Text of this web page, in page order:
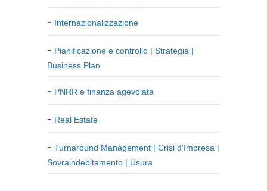
Internazionalizzazione
Pianificazione e controllo | Strategia |
Business Plan
PNRR e finanza agevolata
Real Estate
Turnaround Management | Crisi d'Impresa |
Sovraindebitamento | Usura